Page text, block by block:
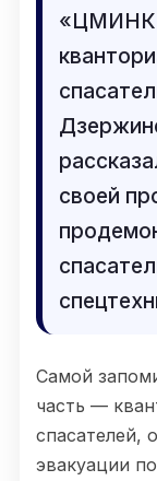
«ЦМИНК
своей
Самой
часть —
спасателей,
эвакуации